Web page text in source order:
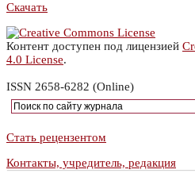
Скачать
Контент доступен под лицензией
4.0 License.
ISSN 2658-6282 (Online)
Стать рецензентом
Контакты, учредитель, редакция